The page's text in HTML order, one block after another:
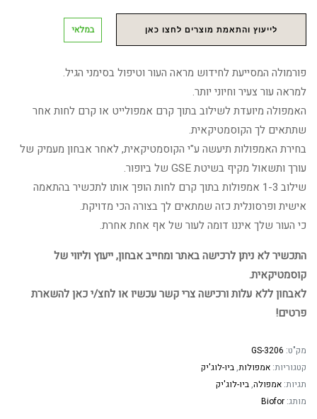
לייעוץ והתאמת מוצרים לחצו כאן במלאי
פורמולה המסייעת לחידוש מראה העור וטיפול בסימני הגיל.
למראה עור צעיר וחיוני יותר.
האמפולה מיועדת לשילוב בתוך קרם אמפולייט או קרם לחות אחר
שתתאים לך הקוסמטיקאית.
בחירת האמפולות תיעשה ע"י הקוסמטיקאית, לאחר אבחון מעמיק של
עורך ותשאול מקיף בשיטת GSE של ביופור.
שילוב 1-3 אמפולות בתוך קרם לחות הופך אותו לתכשיר בהתאמה
אישית ופרסונלית כזה שמתאים לך בצורה הכי מדויקת.
כי העור שלך איננו דומה לעור של אף אחת אחרת.
התכשיר לא ניתן לרכישה באתר ומחייב אבחון, ייעוץ וליווי של
קוסמטיקאית.
לאבחון ללא עלות ורכישה צרי קשר עכשיו או לחצ/י כאן להשארת
פרטים!
מק"ט: GS-3206
קטגוריות: אמפולות,ביו-לוג'יק
תגיות: אמפולה,ביו-לוג'יק
מותג: Biofor